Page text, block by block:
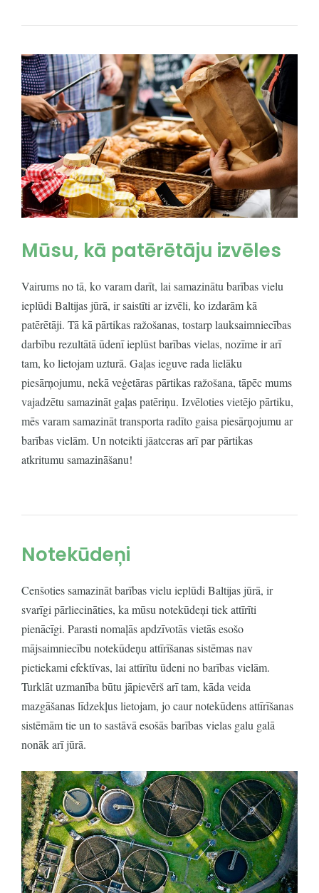
Mūsu, kā patērētāju izvēles
Vairums no tā, ko varam darīt, lai samazinātu barības vielu
ieplūdi Baltijas jūrā, ir saistīti ar izvēli, ko izdarām kā
patērētāji. Tā kā pārtikas ražošanas, tostarp lauksaimniecības
darbību rezultātā ūdenī ieplūst barības vielas, nozīme ir arī
tam, ko lietojam uzturā. Gaļas ieguve rada lielāku
piesārņojumu, nekā veģetāras pārtikas ražošana, tāpēc mums
vajadzētu samazināt gaļas patēriņu. Izvēloties vietējo pārtiku,
mēs varam samazināt transporta radīto gaisa piesārņojumu ar
barības vielām. Un noteikti jāatceras arī par pārtikas
atkritumu samazināšanu!
Notekūdeņi
Cenšoties samazināt barības vielu ieplūdi Baltijas jūrā, ir
svarīgi pārliecināties, ka mūsu notekūdeņi tiek attīrīti
pienācīgi. Parasti nomaļās apdzīvotās vietās esošo
mājsaimniecību notekūdeņu attīrīšanas sistēmas nav
pietiekami efektīvas, lai attīrītu ūdeni no barības vielām.
Turklāt uzmanība būtu jāpievērš arī tam, kāda veida
mazgāšanas līdzekļus lietojam, jo caur notekūdens attīrīšanas
sistēmām tie un to sastāvā esošās barības vielas galu galā
nonāk arī jūrā.